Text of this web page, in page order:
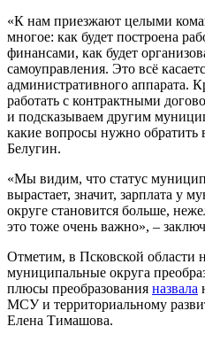
«К нам приезжают целыми
многое: как будет построена
финансами, как будет
самоуправления. Это всё
административного аппарата.
работать с контрактными
и подсказываем другим
какие вопросы нужно
Белугин.
«Мы видим, что статус
вырастает, значит, зарплата у
округе становится больше,
это тоже очень важно», –
Отметим, в Псковской области
муниципальные округа
плюсы преобразования назвала
МСУ и территориальному
Елена Тимашова.